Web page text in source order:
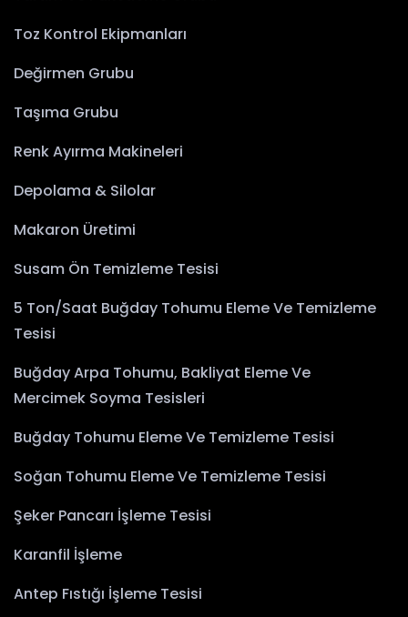
Toz Kontrol Ekipmanları
Değirmen Grubu
Taşıma Grubu
Renk Ayırma Makineleri
Depolama & Silolar
Makaron Üretimi
Susam Ön Temizleme Tesisi
5 Ton/Saat Buğday Tohumu Eleme Ve Temizleme
Tesisi
Buğday Arpa Tohumu, Bakliyat Eleme Ve
Mercimek Soyma Tesisleri
Buğday Tohumu Eleme Ve Temizleme Tesisi
Soğan Tohumu Eleme Ve Temizleme Tesisi
Şeker Pancarı İşleme Tesisi
Karanfil İşleme
Antep Fıstığı İşleme Tesisi